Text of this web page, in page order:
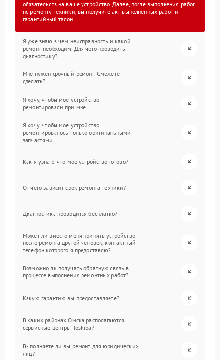
обязательств на ваше устройство. Далее, после выполнения работ
по ремонту техники, вы получите акт выполненных работ и
гарантийный талон.
Я уже знаю в чем неисправность и какой
ремонт необходим. Для чего проводить
диагностику?
Мне нужен срочный ремонт. Сможете
сделать?
Я хочу, чтобы мое устройство
ремонтировали при мне.
Я хочу, чтобы мое устройство
ремонтировалось только оригинальными
запчастями.
Как я узнаю, что мое устройство готово?
От чего зависит срок ремонта техники?
Диагностика проводится бесплатно?
Может ли вместо меня принять устройство
после ремонта другой человек, контактный
телефон которого я предоставлю?
Возможно ли получать обратную связь в
процессе выполнения ремонтных работ?
Какую гарантию вы предоставляете?
В каких районах Омска располагаются
сервисные центры Toshiba?
Выполняете ли вы ремонт для юридических
лиц?